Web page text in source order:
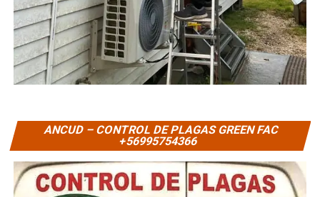
ANCUD – CONTROL DE PLAGAS GREEN FAC
+56995754366